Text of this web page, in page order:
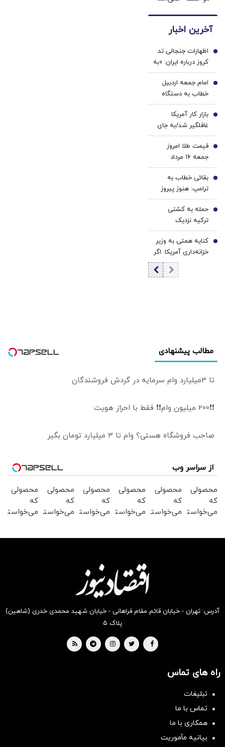
خانگی
اسپیرولیناضدریزش+رویشآخرین اخبار
اظهارات جنجالی تد
کروز درباره ایران: «به
معترضان اسلحه
بدهید»
1
امام جمعه اردبیل
خطاب به دستگاه
قضا: دفتر رهبری
تکذیب کرد/ چرا با
خرازی برخورد
نمی‌شود؟
2
بازار کار آمریکا
غافلگیر شد/به جای
ایجاد شغل، ۲۳ هزار
شغل حذف شد
3
قیمت طلا امروز
جمعه ۱۶ مرداد
۱۴۰۵/ افزایش قیمت
طلا
4
بقائی خطاب به
ترامپ: هنوز پیروز
نشده‌اید که از غنائم
ایران حرف می‌زنید
5
حمله به کشتی
ترکیه نزدیک
روسیه/ پهپاد به
محل اقامت خدمه
اصابت کرد
6
کنایه همتی به وزیر
خزانه‌داری آمریکا: اگر
اقتصاد ایران در
آستانه فروپاشی
7
مطالب پیشنهادی
تا 3میلیارد وام سرمایه در گردش فروشندگان
❗❗200 میلیون وام❗❗ فقط با احراز هویت
صاحب فروشگاه هستی؟ وام تا ۳ میلیارد تومان بگیر
از سراسر وب
محصولی
که
می‌خواستی
محصولی
که
می‌خواستی
محصولی
که
می‌خواستی
بخر !
محصولی
که
می‌خواستی
بخر !
محصولی
که
می‌خواستی
محصولی
که
می‌خواستی
آدرس: تهران - خیابان قائم مقام فراهانی - خیابان شهید محمدی خدری (شاهین)
پلاک ۵
راه های تماس
تبلیغات
تماس با ما
همکاری با ما
بیانیه مأموریت